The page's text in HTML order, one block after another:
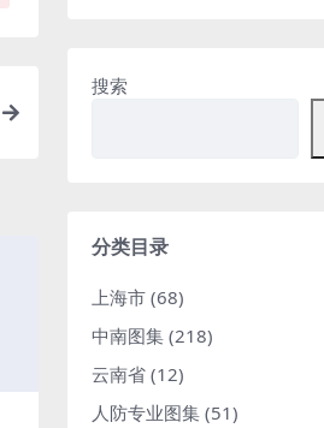
搜索
分类目录
上海市 (68)
中南图集 (218)
云南省 (12)
人防专业图集 (51)